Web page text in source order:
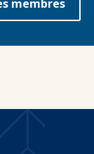
membres